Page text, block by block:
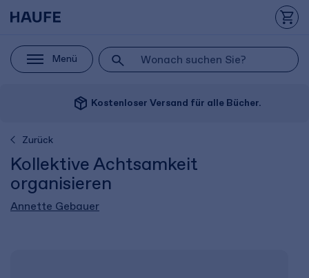
Menü
package_2 Kostenloser Versand für alle Bücher.
Zurück
Kollektive Achtsamkeit
organisieren
Annette Gebauer